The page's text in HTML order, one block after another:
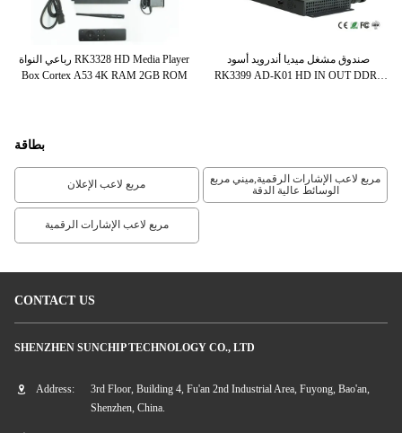
رباعي النواة RK3328 HD Media Player
Box Cortex A53 4K RAM 2GB ROM
صندوق مشغل ميديا ​​أندرويد أسود
RK3399 AD-K01 HD IN OUT DDR3
بطاقة
مربع لاعب الإعلان
مربع لاعب الإشارات الرقمية,ميني مربع
الوسائط عالية الدقة
مربع لاعب الإشارات الرقمية
CONTACT US
SHENZHEN SUNCHIP TECHNOLOGY CO., LTD
Address:
3rd Floor, Building 4, Fu'an 2nd Industrial Area, Fuyong, Bao'an,
Shenzhen, China.